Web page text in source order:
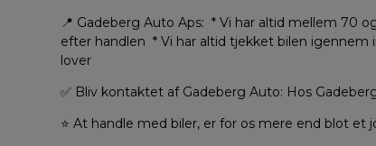
📍 Gadeberg Auto Aps: * Vi har altid mellem 70
efter handlen * Vi har altid tjekket bilen igennem
lover
✅ Bliv kontaktet af Gadeberg Auto: Hos
⭐ At handle med biler, er for os mere end blot et